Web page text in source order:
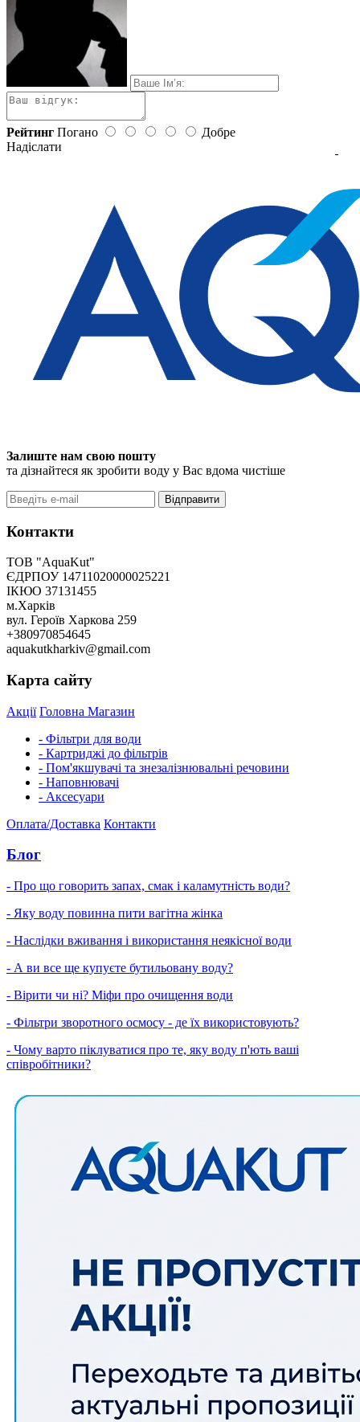
Рейтинг Погано
Добре
Надіслати
Залиште нам свою пошту
та дізнайтеся як зробити воду у Вас вдома чистіше
Відправити
Контакти
ТОВ "AquaKut"
ЄДРПОУ 14711020000025221
ІКЮО 37131455
м.Харків
вул. Героїв Харкова 259
+380970854645
aquakutkharkiv@gmail.com
Карта сайту
Акції Головна Магазин
- Фільтри для води
- Картриджі до фільтрів
- Пом'якшувачі та знезалізнювальні речовини
- Наповнювачі
- Аксесуари
Оплата/Доставка Контакти
Блог
- Про що говорить запах, смак і каламутність води?
- Яку воду повинна пити вагітна жінка
- Наслідки вживання і використання неякісної води
- А ви все ще купуєте бутильовану воду?
- Вірити чи ні? Міфи про очищення води
- Фільтри зворотного осмосу - де їх використовують?
- Чому варто піклуватися про те, яку воду п'ють ваші
співробітники?